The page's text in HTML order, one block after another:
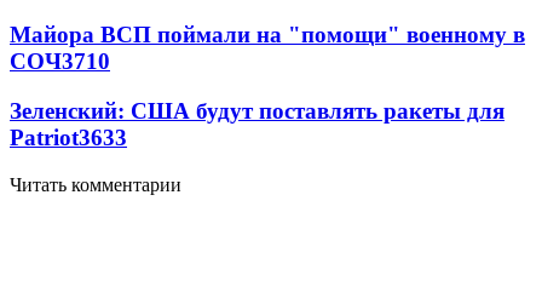
Майора ВСП поймали на "помощи" военному в
СОЧ3710
Зеленский: США будут поставлять ракеты для
Patriot3633
Читать комментарии